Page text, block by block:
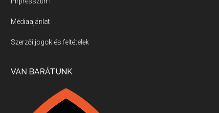
Villány, kékfrankos, Jackfall
Apr 17, 2026 • 00:35:38
Boston, teadélután, bab és homár
Médiaajánlat
Szerzői jogok és feltételek
VAN BARÁTUNK